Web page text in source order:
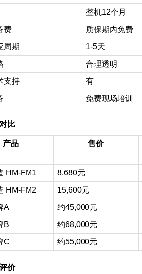
整机12个月
费 质保期内免费
周期 1-5天
合理透明
支持 有
免费现场培训
比
产品 售价
HM-FM1 8,680元
HM-FM2 15,600元
A 约45,000元
B 约68,000元
C 约55,000元
价